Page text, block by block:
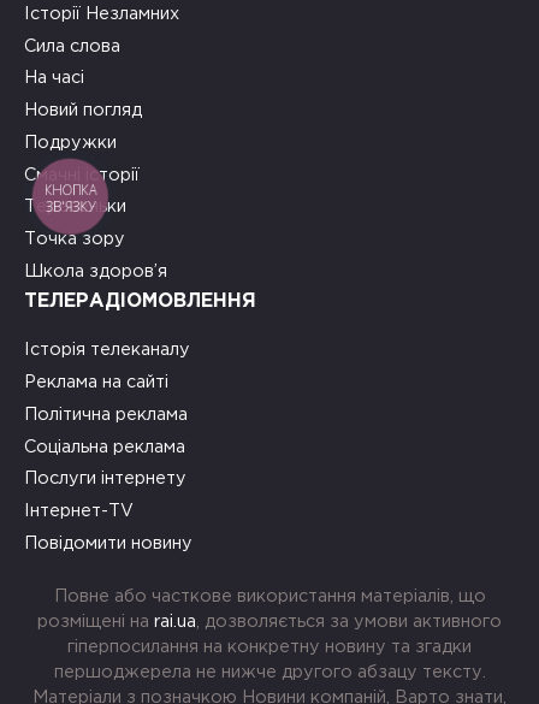
Історії Незламних
Сила слова
На часі
Новий погляд
Подружки
Смачні історії
Теревеньки
Точка зору
Школа здоров’я
ТЕЛЕРАДІОМОВЛЕННЯ
Історія телеканалу
Реклама на сайті
Політична реклама
Соціальна реклама
Послуги інтернету
Інтернет-TV
Повідомити новину
Повне або часткове використання матеріалів, що
розміщені на rai.ua , дозволяється за умови активного
гіперпосилання на конкретну новину та згадки
першоджерела не нижче другого абзацу тексту.
Матеріали з позначкою Новини компаній, Варто знати,
КНОПКА
ЗВ'ЯЗКУ